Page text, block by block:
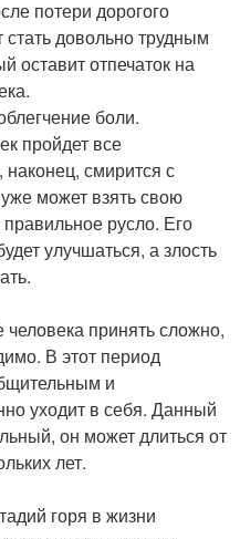
потери дорогого
довольно трудным
оставит отпечаток на
боли.
пройдет все
смирится с
может взять свою
русло. Его
улучшаться, а злость
человека принять сложно,
В этот период
и
уходит в себя. Данный
он может длиться от
лет.
горя в жизни